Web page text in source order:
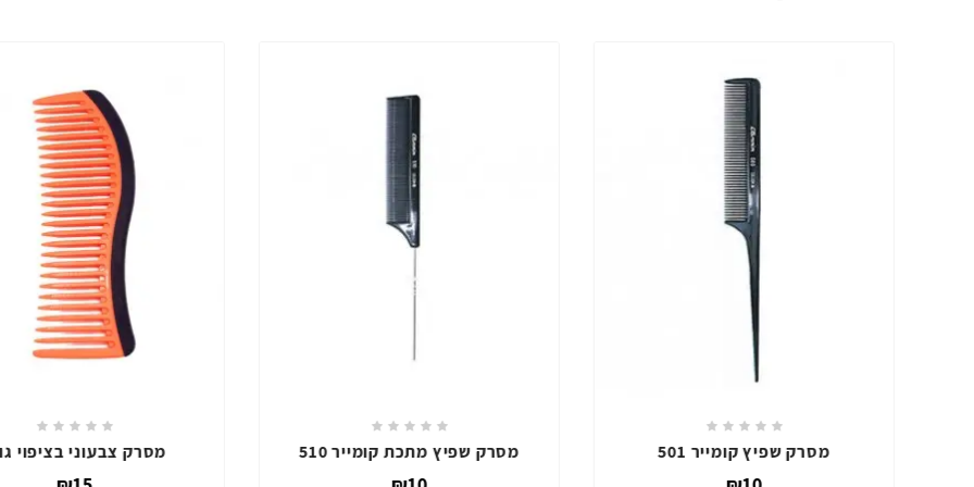
מסרק שפיץ מתכת קומייר 510 מסרק שפיץ קומייר 501 מסרק ידית קומייר 3111